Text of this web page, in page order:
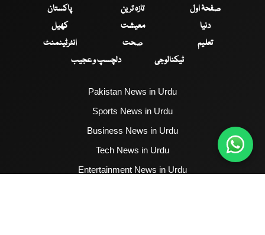
صفحۂ اول تازہ ترین
پاکستان
دنیا
معیشت
کھیل
تعلیم
صحت
انٹرٹینمنٹ
ٹیکنالوجی
دلچسپ و عجیب
Pakistan News in Urdu
Sports News in Urdu
Business News in Urdu
Tech News in Urdu
Entertainment News in Urdu